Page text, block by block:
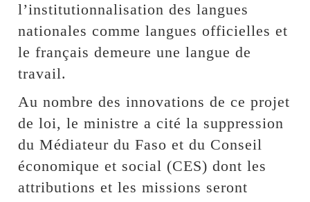
l’institutionnalisation des langues
nationales comme langues officielles et
le français demeure une langue de
travail.
Au nombre des innovations de ce projet
de loi, le ministre a cité la suppression
du Médiateur du Faso et du Conseil
économique et social (CES) dont les
attributions et les missions seront